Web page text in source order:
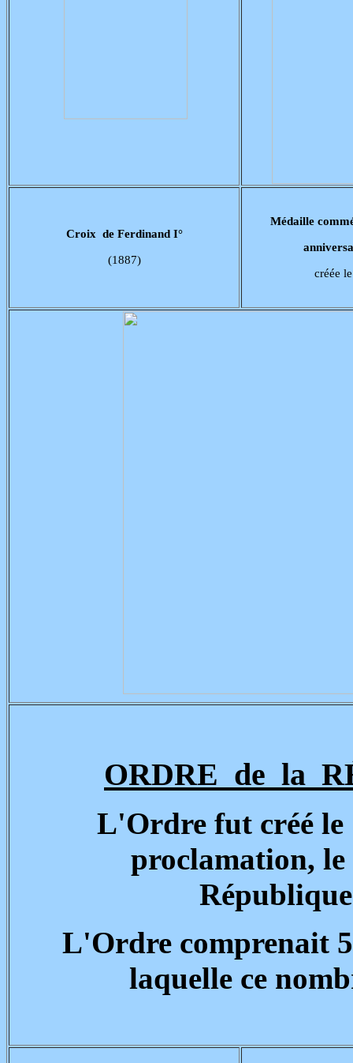
Croix de Ferdinand I°
(1887)
Médaille
créée
ORDRE de la
L'Ordre fut créé le
proclamation, le
L'Ordre comprenait 5
laquelle ce